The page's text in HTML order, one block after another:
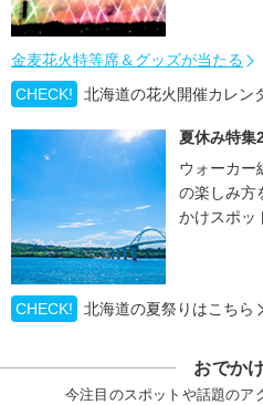
金麦花火特等席＆グッズが当たる
CHECK!
北海道の花火開催カレン
夏休み特集
ウォーカー
の楽しみ方
かけスポッ
CHECK! 北海道の夏祭りはこちら
おでか
今注目のスポットや話題のア